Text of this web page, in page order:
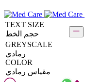
TEXT SIZE
حجم الخط
GREYSCALE
رمادي
COLOR
مقياس رمادي